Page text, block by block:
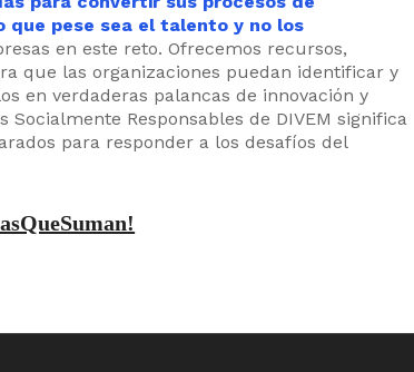
que pese sea el talento y no los
en este reto. Ofrecemos recursos,
que las organizaciones puedan identificar y
en verdaderas palancas de innovación y
Responsables de DIVEM significa
para responder a los desafíos del